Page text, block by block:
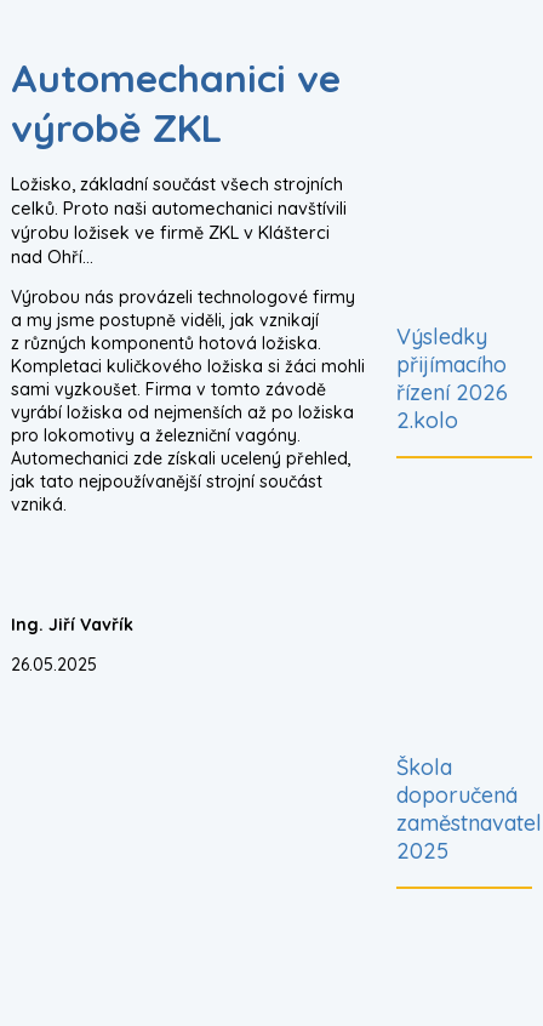
Automechanici ve
výrobě ZKL
Ložisko, základní součást všech strojních
celků. Proto naši automechanici navštívili
výrobu ložisek ve firmě ZKL v Klášterci
nad Ohří...
Výrobou nás provázeli technologové firmy
a my jsme postupně viděli, jak vznikají
z různých komponentů hotová ložiska.
Kompletaci kuličkového ložiska si žáci mohli
sami vyzkoušet. Firma v tomto závodě
vyrábí ložiska od nejmenších až po ložiska
pro lokomotivy a železniční vagóny.
Automechanici zde získali ucelený přehled,
jak tato nejpoužívanější strojní součást
vzniká.
Ing. Jiří Vavřík
26.05.2025
Výsledky
přijímacího
řízení 2026
2.kolo
Škola
doporučená
2025